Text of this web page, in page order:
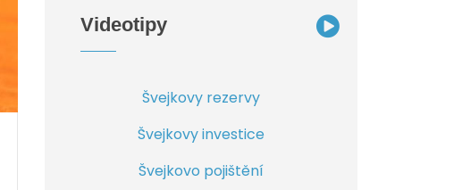
Videotipy
Švejkovy rezervy
Švejkovy investice
Švejkovo pojištění